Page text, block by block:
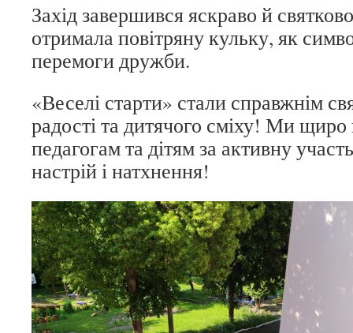
Захід завершився яскраво й
отримала повітряну кульку, як
перемоги дружби.
«Веселі старти» стали справжнім
радості та дитячого сміху! Ми щиро
педагогам та дітям за активну
настрій і натхнення!